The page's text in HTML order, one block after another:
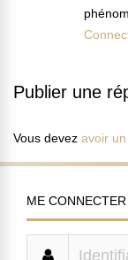
Publier une
Vous devez avoir
ME CONNECTER